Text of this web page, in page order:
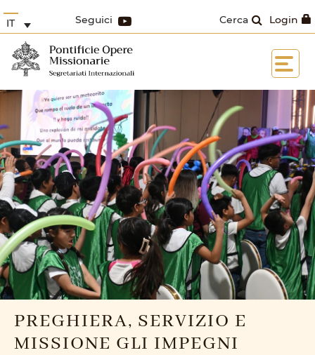
Login
Cerca
Seguici
IT
PREGHIERA, SERVIZIO E
MISSIONE GLI IMPEGNI